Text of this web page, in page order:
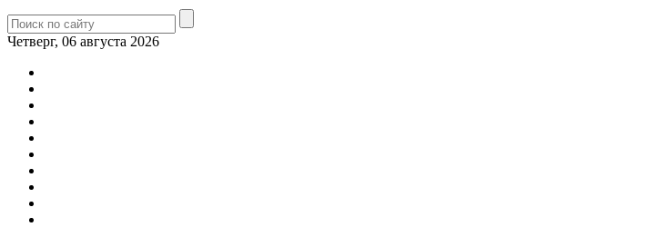
Четверг, 06 августа 2026